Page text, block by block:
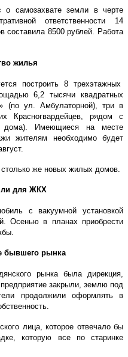
о самозахвате земли в черте
ответственности 14
8500 рублей. Работа
жилья
построить 8 трехэтажных
6,2 тысячи квадратных
(по ул. Амбулаторной), три в
Красногвардейцев, рядом с
дома). Имеющиеся на месте
жителям необходимо будет
же новых жилых домов.
для ЖКХ
с вакуумной установкой
Осенью в планах приобрести
бывшего рынка
рынка была дирекция,
закрыли, землю под
продолжили оформлять в
лица, которое отвечало бы
которую все по старинке